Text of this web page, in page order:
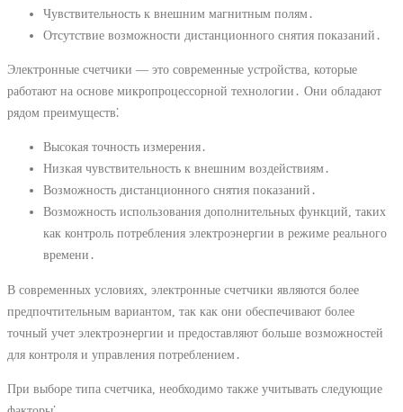
Чувствительность к внешним магнитным полям․
Отсутствие возможности дистанционного снятия показаний․
Электронные счетчики ― это современные устройства, которые
работают на основе микропроцессорной технологии․ Они обладают
рядом преимуществ⁚
Высокая точность измерения․
Низкая чувствительность к внешним воздействиям․
Возможность дистанционного снятия показаний․
Возможность использования дополнительных функций, таких
как контроль потребления электроэнергии в режиме реального
времени․
В современных условиях, электронные счетчики являются более
предпочтительным вариантом, так как они обеспечивают более
точный учет электроэнергии и предоставляют больше возможностей
для контроля и управления потреблением․
При выборе типа счетчика, необходимо также учитывать следующие